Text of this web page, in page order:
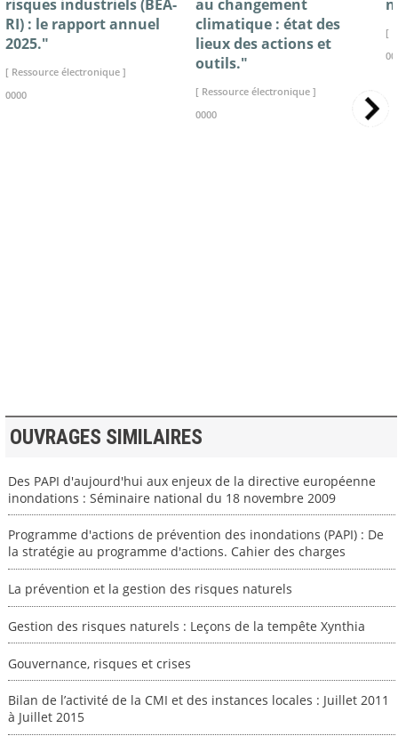
risques industriels (BEA-
RI) : le rapport annuel
2025."
[ Ressource électronique ]
0000
au changement
climatique : état des
lieux des actions et
outils."
[ Ressource électronique ]
0000
[
OUVRAGES SIMILAIRES
Des PAPI d'aujourd'hui aux enjeux de la directive européenne
inondations : Séminaire national du 18 novembre 2009
Programme d'actions de prévention des inondations (PAPI) : De
la stratégie au programme d'actions. Cahier des charges
La prévention et la gestion des risques naturels
Gestion des risques naturels : Leçons de la tempête Xynthia
Gouvernance, risques et crises
Bilan de l’activité de la CMI et des instances locales : Juillet 2011
à Juillet 2015